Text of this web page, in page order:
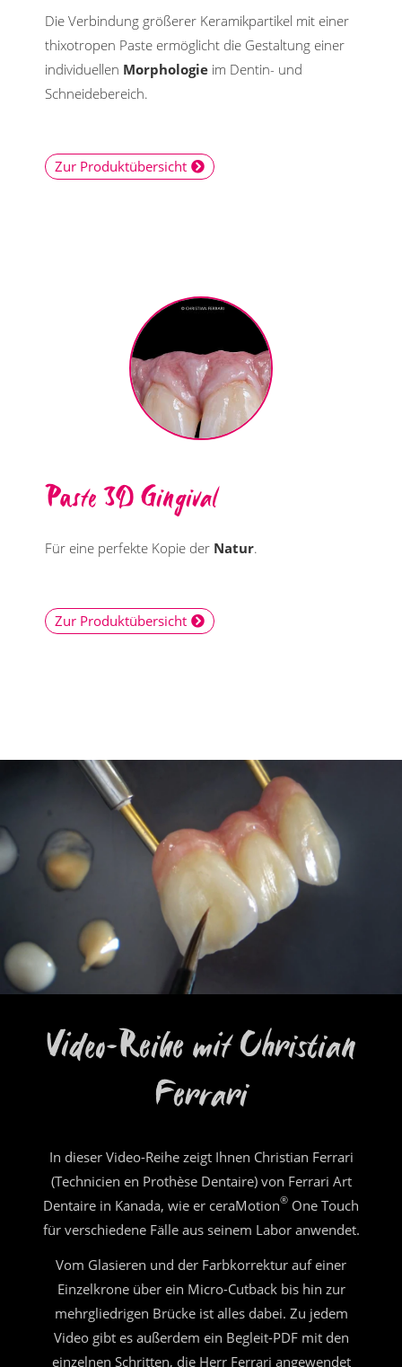
Die Verbindung größerer Keramikpartikel mit einer
thixotropen Paste ermöglicht die Gestaltung einer
individuellen Morphologie im Dentin- und
Schneidebereich.
Zur Produktübersicht
Paste 3D Gingival
Für eine perfekte Kopie der Natur.
Zur Produktübersicht
Video-Reihe mit Christian
Ferrari
In dieser Video-Reihe zeigt Ihnen Christian Ferrari
(Technicien en Prothèse Dentaire) von Ferrari Art
Dentaire in Kanada, wie er ceraMotion® One Touch
für verschiedene Fälle aus seinem Labor anwendet.
Vom Glasieren und der Farbkorrektur auf einer
Einzelkrone über ein Micro-Cutback bis hin zur
mehrgliedrigen Brücke ist alles dabei. Zu jedem
Video gibt es außerdem ein Begleit-PDF mit den
einzelnen Schritten, die Herr Ferrari angewendet